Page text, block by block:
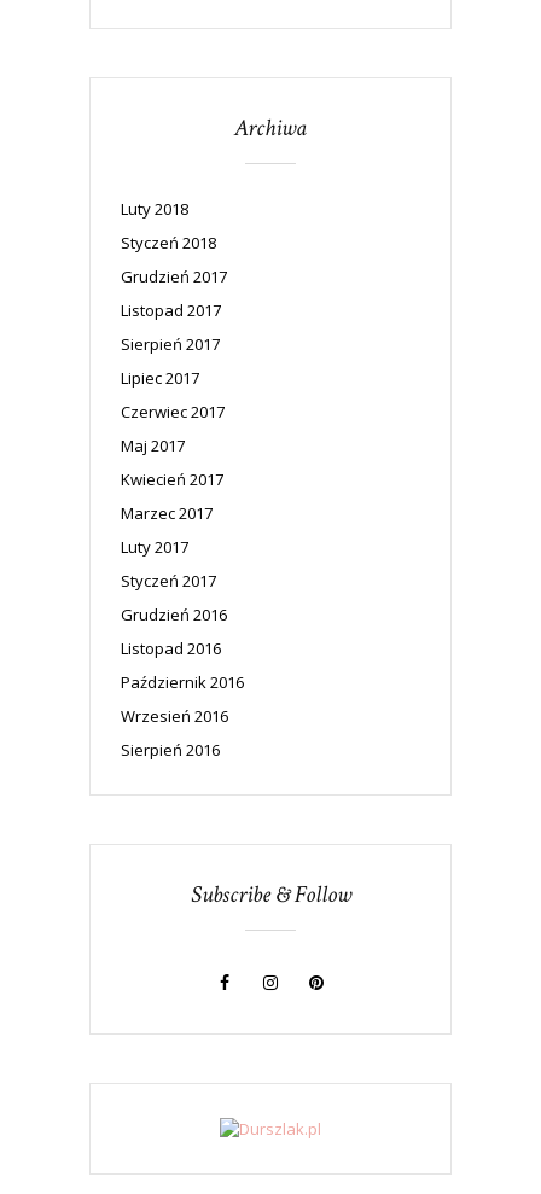
Archiwa
Luty 2018
Styczeń 2018
Grudzień 2017
Listopad 2017
Sierpień 2017
Lipiec 2017
Czerwiec 2017
Maj 2017
Kwiecień 2017
Marzec 2017
Luty 2017
Styczeń 2017
Grudzień 2016
Listopad 2016
Październik 2016
Wrzesień 2016
Sierpień 2016
Subscribe & Follow